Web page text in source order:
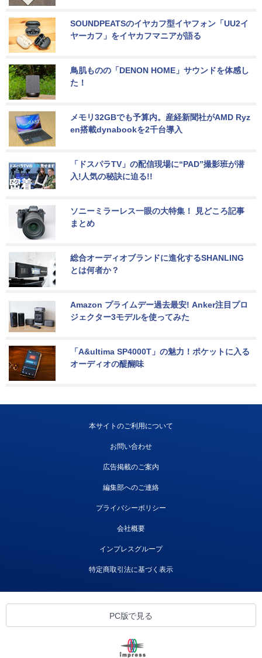
SOUNDPEATSのイヤカフ型イヤフォン「UU2イ
ヤーカフ」をイヤカフマニアが語る
鳥肌ものの「DENON HOME」サウンドを体感し
た！
メモリ32GBでも予算内。産経新聞社がAMD Ryz
en搭載dynabookを2千台導入
「ドスパラTV」の配信現場に“PAD”撮影班が潜
入!人気の秘訣に迫る!!
ソニーミラーレス一眼の大特集！ 見どころ記事
まとめ
総合オーディオブランドに進化するSHANLING
とは何者か？
Amazon プライムデー過去最安! Anker注目プロ
ジェクター3モデルを使ってみた
「A&ultima SP4000T」の魅力！ポケットに入る
オーディオの醍醐味
本サイトのご利用について
お問い合わせ
広告掲載のご案内
編集部へのご連絡
プライバシーポリシー
会社概要
インプレスグループ
特定商取引法に基づく表示
PC版で見る